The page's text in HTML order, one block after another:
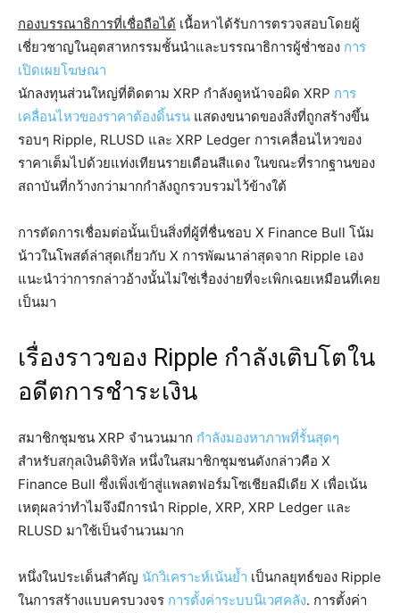
กองบรรณาธิการที่เชื่อถือได้ เนื้อหาได้รับการตรวจสอบโดยผู้
เชี่ยวชาญในอุตสาหกรรมชั้นนำและบรรณาธิการผู้ช่ำชอง การ
เปิดเผยโฆษณา
นักลงทุนส่วนใหญ่ที่ติดตาม XRP กำลังดูหน้าจอผิด XRP การ
เคลื่อนไหวของราคาต้องดิ้นรน แสดงขนาดของสิ่งที่ถูกสร้างขึ้น
รอบๆ Ripple, RLUSD และ XRP Ledger การเคลื่อนไหวของ
ราคาเต็มไปด้วยแท่งเทียนรายเดือนสีแดง ในขณะที่รากฐานของ
สถาบันที่กว้างกว่ามากกำลังถูกรวบรวมไว้ข้างใต้
การตัดการเชื่อมต่อนั้นเป็นสิ่งที่ผู้ที่ชื่นชอบ X Finance Bull โน้ม
น้าวในโพสต์ล่าสุดเกี่ยวกับ X การพัฒนาล่าสุดจาก Ripple เอง
แนะนำว่าการกล่าวอ้างนั้นไม่ใช่เรื่องง่ายที่จะเพิกเฉยเหมือนที่เคย
เป็นมา
เรื่องราวของ Ripple กำลังเติบโตใน
อดีตการชำระเงิน
สมาชิกชุมชน XRP จำนวนมาก กำลังมองหาภาพที่รั้นสุดๆ
สำหรับสกุลเงินดิจิทัล หนึ่งในสมาชิกชุมชนดังกล่าวคือ X
Finance Bull ซึ่งเพิ่งเข้าสู่แพลตฟอร์มโซเชียลมีเดีย X เพื่อเน้น
เหตุผลว่าทำไมจึงมีการนำ Ripple, XRP, XRP Ledger และ
RLUSD มาใช้เป็นจำนวนมาก
หนึ่งในประเด็นสำคัญ นักวิเคราะห์เน้นย้ำ เป็นกลยุทธ์ของ Ripple
ในการสร้างแบบครบวงจร การตั้งค่าระบบนิเวศคลัง. การตั้งค่า